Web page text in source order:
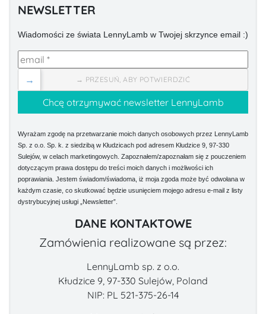
NEWSLETTER
Wiadomości ze świata LennyLamb w Twojej skrzynce email :)
→ PRZESUŃ, ABY POTWIERDZIĆ
→
Wyrażam zgodę na przetwarzanie moich danych osobowych przez LennyLamb
Sp. z o.o. Sp. k. z siedzibą w Kłudzicach pod adresem Kłudzice 9, 97-330
Sulejów, w celach marketingowych. Zapoznałem/zapoznałam się z pouczeniem
dotyczącym prawa dostępu do treści moich danych i możliwości ich
poprawiania. Jestem świadom/świadoma, iż moja zgoda może być odwołana w
każdym czasie, co skutkować będzie usunięciem mojego adresu e-mail z listy
dystrybucyjnej usługi „Newsletter”.
DANE KONTAKTOWE
Zamówienia realizowane są przez:
LennyLamb sp. z o.o.
Kłudzice 9, 97-330 Sulejów, Poland
NIP: PL 521-375-26-14